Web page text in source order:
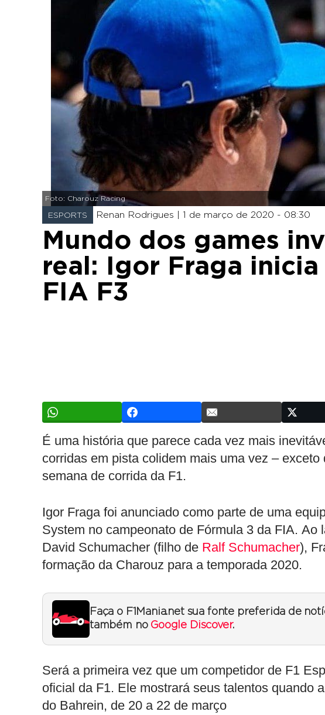
Foto: Charouz Racing
ESPORTS Renan Rodrigues | 1 de março de 2020 - 08:30
Mundo dos games
real: Igor Fraga
FIA F3
É uma história que parece cada vez mais
corridas em pista colidem mais uma vez –
semana de corrida da F1.
Igor Fraga foi anunciado como parte de uma
System no campeonato de Fórmula 3 da FIA.
David Schumacher (filho de Ralf Schumacher),
formação da Charouz para a temporada 2020.
Faça o F1Mania.net sua fonte preferida de
também no Google Discover.
Será a primeira vez que um competidor de F1
oficial da F1. Ele mostrará seus talentos quando
do Bahrein, de 20 a 22 de março